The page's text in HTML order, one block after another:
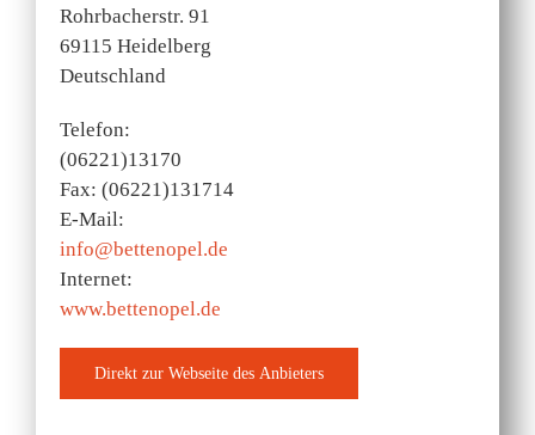
Rohrbacherstr. 91
69115 Heidelberg
Deutschland
Telefon:
(06221)13170
Fax: (06221)131714
E-Mail:
info@bettenopel.de
Internet:
www.bettenopel.de